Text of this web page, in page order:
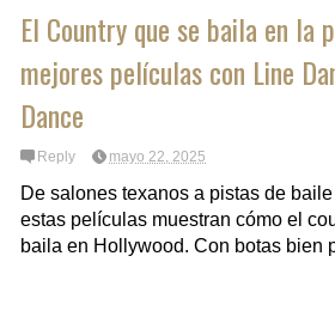
El Country que se baila en la
mejores películas con Line
Dance
Reply mayo 22, 2025
De salones texanos a pistas de
estas películas muestran cómo el
baila en Hollywood. Con botas bien